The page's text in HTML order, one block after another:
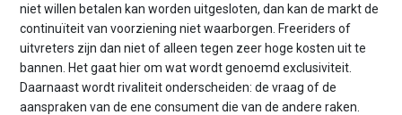
niet willen betalen kan worden uitgesloten, dan kan de markt de
continuïteit van voorziening niet waarborgen. Freeriders of
uitvreters zijn dan niet of alleen tegen zeer hoge kosten uit te
bannen. Het gaat hier om wat wordt genoemd exclusiviteit.
Daarnaast wordt rivaliteit onderscheiden: de vraag of de
aanspraken van de ene consument die van de andere raken.